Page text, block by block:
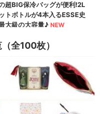
全100枚）